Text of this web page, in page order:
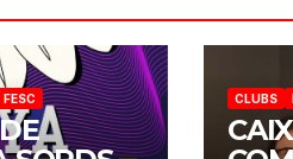
FESC CLUBS